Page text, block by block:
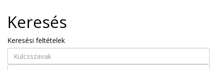
Keresés
Keresési feltételek